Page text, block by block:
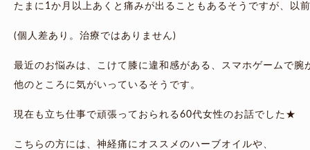
たまに1か月以上あくと痛みが出ることもあるそうですが、以
(個人差あり。治療ではありません)
最近のお悩みは、こけて膝に違和感がある、スマホゲームで腕
他のところに気がいっているそうです。
現在も立ち仕事で頑張っておられる60代女性のお話でした★
こちらの方には、神経痛にオススメのハーブオイルや、